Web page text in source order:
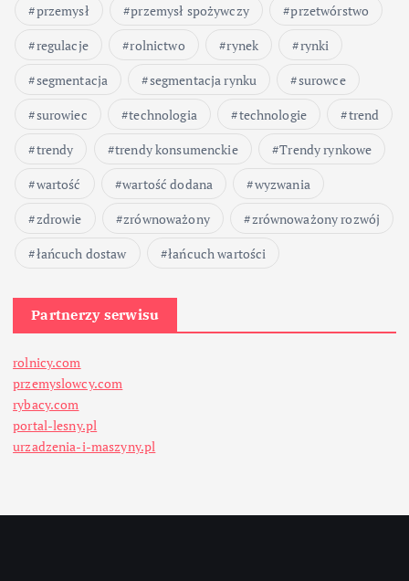
przemysł
przemysł spożywczy
przetwórstwo
regulacje
rolnictwo rynek
rynki
segmentacja
segmentacja rynku
surowce
surowiec
technologia technologie
trend
trendy
trendy konsumenckie
Trendy rynkowe
wartość
wartość dodana
wyzwania
zdrowie
zrównoważony
zrównoważony rozwój
łańcuch dostaw
łańcuch wartości
Partnerzy serwisu
rolnicy.com
przemyslowcy.com
rybacy.com
portal-lesny.pl
urzadzenia-i-maszyny.pl